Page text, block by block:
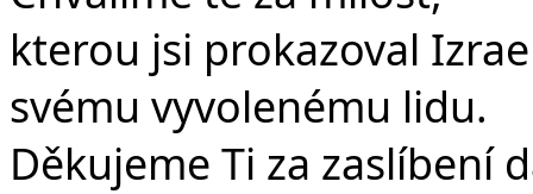
kterou jsi prokazoval
svému vyvolenému lidu.
Děkujeme Ti za zaslíbení